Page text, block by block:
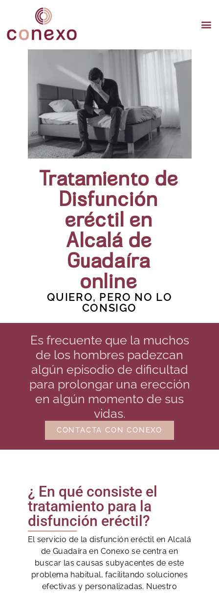
Tratamiento de
Disfunción
eréctil en
Alcalá de
Guadaíra
online
QUIERO, PERO NO LO
CONSIGO
Es frecuente que la muchos
de los hombres padezcan
algún episodio de dificultad
para prolongar una erección
en algún momento de sus
vidas.
CONTACTA CON CONEXO
¿ En qué consiste el
tratamiento para la
disfunción eréctil?
El servicio de la disfunción eréctil en Alcalá
de Guadaíra en Conexo se centra en
buscar las causas subyacentes de este
problema habitual, facilitando soluciones
efectivas y personalizadas. Nuestro